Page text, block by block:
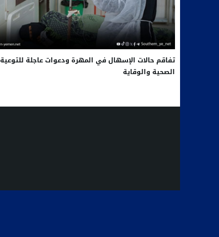
تفاقم حالات الإسهال في المهرة ودعوات عاجلة للتوعية
الصحية والوقاية